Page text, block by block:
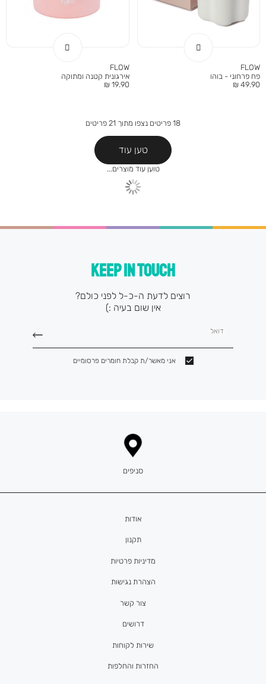
FLOW
פח פרחוני - בוהו
מחיר
49.90 ₪
FLOW
אירגונית קטנה ומתוקה
מחיר
19.90 ₪
18 פריטים נצפו מתוך 21 פריטים
טען עוד
KEEP IN TOUCH
רוצים לדעת ה-כ-ל לפני כולם?
אין שום בעיה :)
דואל
אני מאשר/ת קבלת חומרים פרסומיים
אודות
תקנון
מדיניות פרטיות
הצהרת נגישות
צור קשר
דרושים
סניפים
שירות לקוחות
החזרות והחלפות